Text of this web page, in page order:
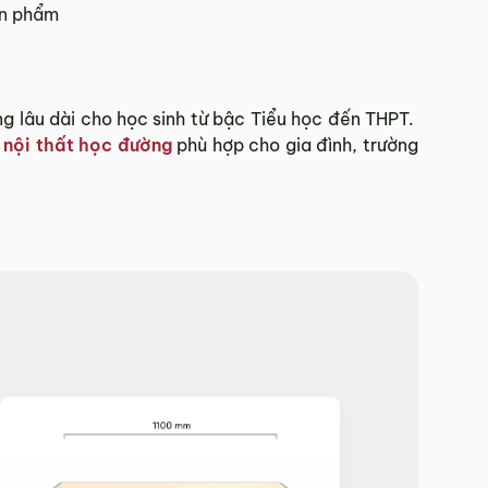
phẩm
dài cho học sinh từ bậc Tiểu học đến THPT.
nội thất học đườngphù hợp cho gia đình, trường
Minh.
báo phí giao hàng cụ thể.